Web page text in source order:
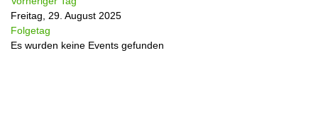
Freitag, 29. August 2025
Folgetag
Es wurden keine Events gefunden